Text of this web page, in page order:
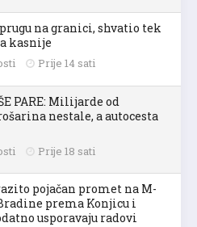
na granici, shvatio tek
kasnije
Prije 14 sati
PARE: Milijarde od
nestale, a autocesta
Prije 18 sati
pojačan promet na M-
Bradine prema Konjicu i
usporavaju radovi